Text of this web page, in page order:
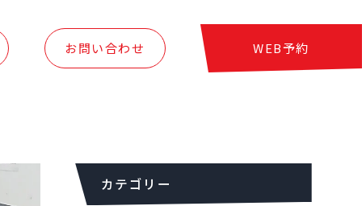
お問い合わせ WEB予約
カテゴリー